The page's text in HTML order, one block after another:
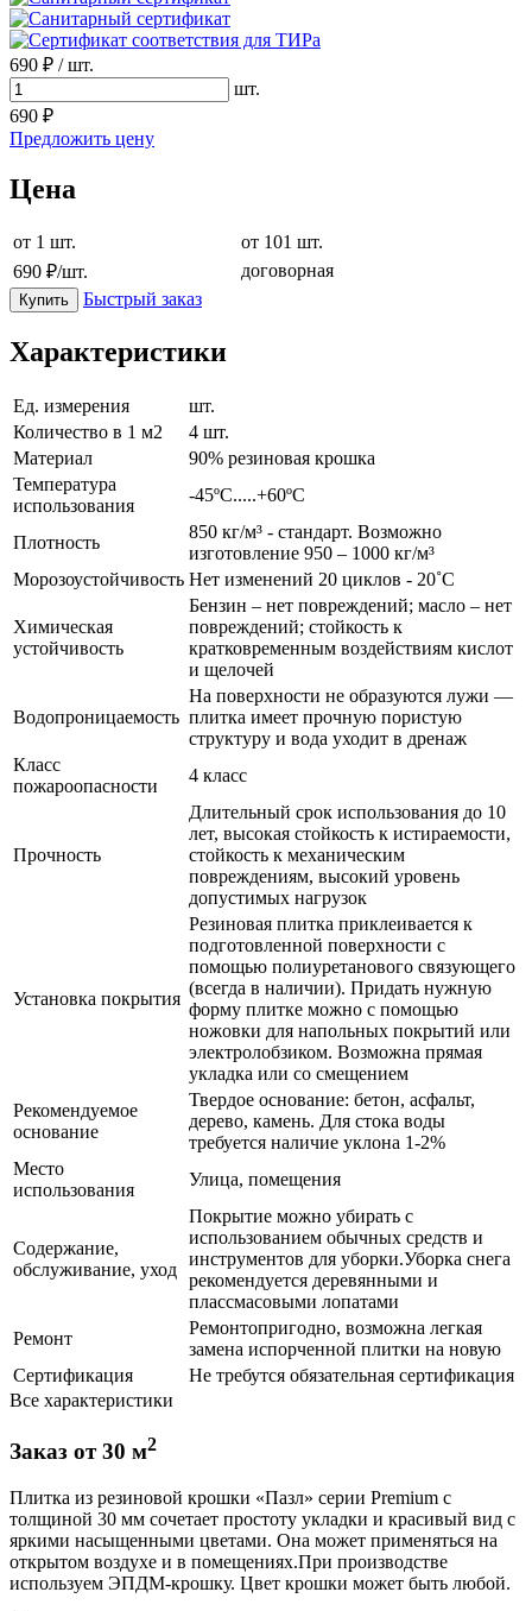
690 ₽ /шт.
шт.
690 ₽
Предложить цену
Цена
от 1 шт.
от 101 шт.
690 ₽/шт. договорная
Купить Быстрый заказ
Характеристики
Ед. измерения
шт.
Количество в 1 м2
4 шт.
Материал
90% резиновая крошка
Температура
использования
-45ºС.....+60ºС
Плотность
850 кг/м³ - стандарт. Возможно
изготовление 950 – 1000 кг/м³
Морозоустойчивость Нет изменений 20 циклов - 20˚С
Химическая
устойчивость
Бензин – нет повреждений; масло – нет
повреждений; стойкость к
кратковременным воздействиям кислот
и щелочей
Водопроницаемость
На поверхности не образуются лужи —
плитка имеет прочную пористую
структуру и вода уходит в дренаж
Класс
пожароопасности
4 класс
Прочность
Длительный срок использования до 10
лет, высокая стойкость к истираемости,
стойкость к механическим
повреждениям, высокий уровень
допустимых нагрузок
Установка покрытия
Резиновая плитка приклеивается к
подготовленной поверхности с
помощью полиуретанового связующего
(всегда в наличии). Придать нужную
форму плитке можно с помощью
ножовки для напольных покрытий или
электролобзиком. Возможна прямая
укладка или со смещением
Рекомендуемое
основание
Твердое основание: бетон, асфальт,
дерево, камень. Для стока воды
требуется наличие уклона 1-2%
Место
использования
Улица, помещения
Содержание,
обслуживание, уход
Покрытие можно убирать с
использованием обычных средств и
инструментов для уборки.Уборка снега
рекомендуется деревянными и
плассмасовыми лопатами
Ремонт
Ремонтопригодно, возможна легкая
замена испорченной плитки на новую
Сертификация
Не требутся обязательная сертификация
Все характеристики
Заказ от 30 м2
Плитка из резиновой крошки «Пазл» серии Premium с
толщиной 30 мм сочетает простоту укладки и красивый вид с
яркими насыщенными цветами. Она может применяться на
открытом воздухе и в помещениях.При производстве
используем ЭПДМ-крошку. Цвет крошки может быть любой.